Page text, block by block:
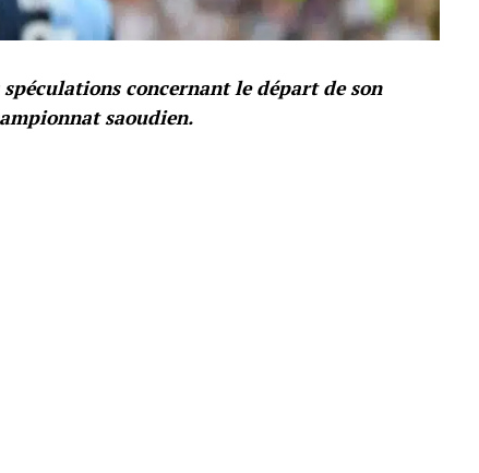
concernant le départ de son
saoudien.